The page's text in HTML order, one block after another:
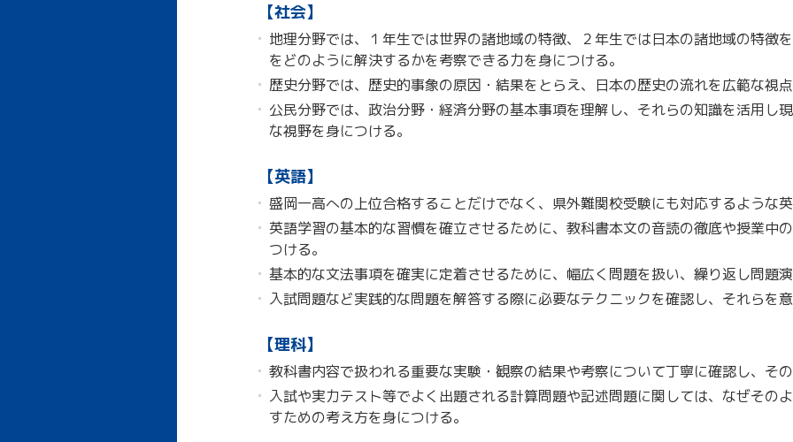
【社会】
地理分野では、１年生では世界の諸地域の特徴、２年生では日本の諸地域の特徴
をどのように解決するかを考察できる力を身につける。
歴史分野では、歴史的事象の原因・結果をとらえ、日本の歴史の流れを広範な視
公民分野では、政治分野・経済分野の基本事項を理解し、それらの知識を活用し
な視野を身につける。
【英語】
盛岡一高への上位合格することだけでなく、県外難関校受験にも対応するような英
英語学習の基本的な習慣を確立させるために、教科書本文の音読の徹底や授業中
つける。
基本的な文法事項を確実に定着させるために、幅広く問題を扱い、繰り返し問題
入試問題など実践的な問題を解答する際に必要なテクニックを確認し、それらを
【理科】
教科書内容で扱われる重要な実験・観察の結果や考察について丁寧に確認し、そ
入試や実力テスト等でよく出題される計算問題や記述問題に関しては、なぜその
すための考え方を身につける。